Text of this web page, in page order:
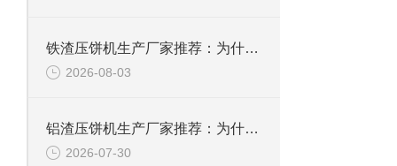
铁渣压饼机生产厂家推荐：为什么恩派特成为众多企业的优选？
2026-08-03
铝渣压饼机生产厂家推荐：为什么恩派特是值得信赖的选择？
2026-07-30